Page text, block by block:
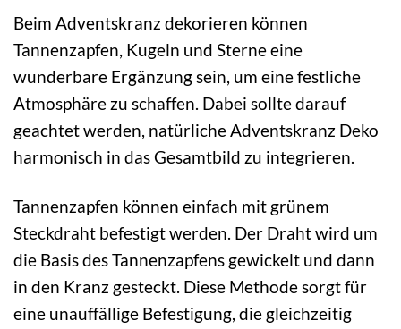
Beim Adventskranz dekorieren können
Tannenzapfen, Kugeln und Sterne eine
wunderbare Ergänzung sein, um eine festliche
Atmosphäre zu schaffen. Dabei sollte darauf
geachtet werden, natürliche Adventskranz Deko
harmonisch in das Gesamtbild zu integrieren.
Tannenzapfen können einfach mit grünem
Steckdraht befestigt werden. Der Draht wird um
die Basis des Tannenzapfens gewickelt und dann
in den Kranz gesteckt. Diese Methode sorgt für
eine unauffällige Befestigung, die gleichzeitig